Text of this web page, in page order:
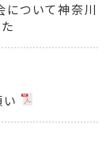
ついて神奈川